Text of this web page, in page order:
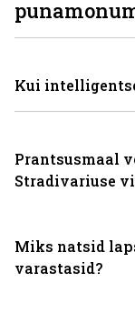
Miks natsid
varastasid?
Kui
Prantsusmaal
Stradivariuse